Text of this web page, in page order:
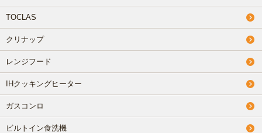
TOCLAS
クリナップ
レンジフード
IHクッキングヒーター
ガスコンロ
ビルトイン食洗機